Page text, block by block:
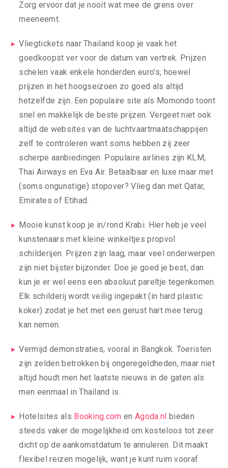
Zorg ervoor dat je nooit wat mee de grens over
meeneemt.
Vliegtickets naar Thailand koop je vaak het
goedkoopst ver voor de datum van vertrek. Prijzen
schelen vaak enkele honderden euro’s, hoewel
prijzen in het hoogseizoen zo goed als altijd
hetzelfde zijn. Een populaire site als Momondo toont
snel en makkelijk de beste prijzen. Vergeet niet ook
altijd de websites van de luchtvaartmaatschappijen
zelf te controleren want soms hebben zij zeer
scherpe aanbiedingen. Populaire airlines zijn KLM,
Thai Airways en Eva Air. Betaalbaar en luxe maar met
(soms ongunstige) stopover? Vlieg dan met Qatar,
Emirates of Etihad.
Mooie kunst koop je in/rond Krabi. Hier heb je veel
kunstenaars met kleine winkeltjes propvol
schilderijen. Prijzen zijn laag, maar veel onderwerpen
zijn niet bijster bijzonder. Doe je goed je best, dan
kun je er wel eens een absoluut pareltje tegenkomen.
Elk schilderij wordt veilig ingepakt (in hard plastic
koker) zodat je het met een gerust hart mee terug
kan nemen.
Vermijd demonstraties, vooral in Bangkok. Toeristen
zijn zelden betrokken bij ongeregeldheden, maar niet
altijd houdt men het laatste nieuws in de gaten als
men eenmaal in Thailand is.
Hotelsites als Booking.com enAgoda.nl bieden
steeds vaker de mogelijkheid om kosteloos tot zeer
dicht op de aankomstdatum te annuleren. Dit maakt
flexibel reizen mogelijk, want je kunt ruim vooraf